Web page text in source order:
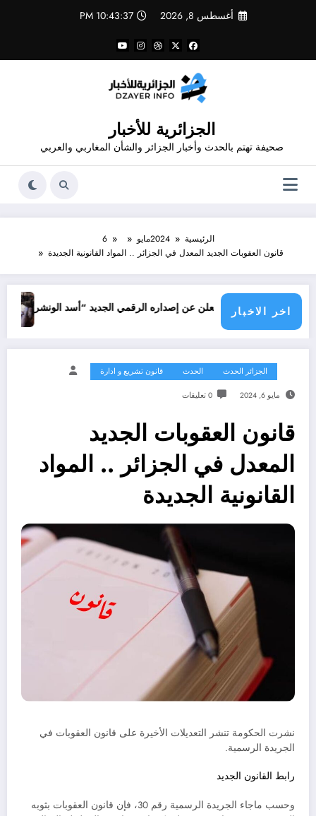
أغسطس 8, 2026 10:43:37 PM
الجزائرية للأخبار
صحيفة تهتم بالحدث وأخبار الجزائر والشأن المغاربي والعربي
الرئيسية 2024مايو
6
قانون العقوبات الجديد المعدل في الجزائر .. المواد القانونية الجديدة
اخر الاخبار
شاهد يعلن عن إصداره الرقمي الجديد “أسد الونشريس” تخليدا لنضال
جرائم
الجزائر الحدث الحدث قانون تشريع و ادارة
مايو 6, 2024 0 تعليقات
قانون العقوبات الجديد
المعدل في الجزائر .. المواد
القانونية الجديدة
نشرت الحكومة تنشر التعديلات الأخيرة على قانون العقوبات في
الجريدة الرسمية.
رابط القانون الجديد
وحسب ماجاء الجريدة الرسمية رقم 30، فإن قانون العقوبات بثوبه